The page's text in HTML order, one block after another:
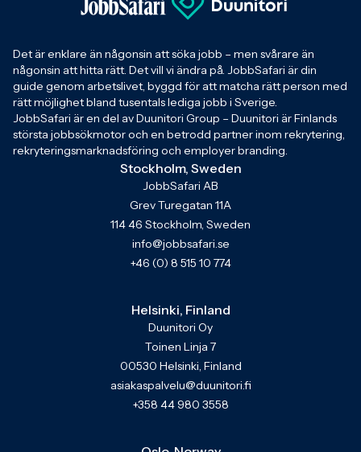
Det är enklare än någonsin att söka jobb – men svårare än
någonsin att hitta rätt. Det vill vi ändra på. JobbSafari är din
guide genom arbetslivet, byggd för att matcha rätt person med
rätt möjlighet bland tusentals lediga jobb i Sverige.
JobbSafari är en del av Duunitori Group – Duunitori är Finlands
största jobbsökmotor och en betrodd partner inom rekrytering,
rekryteringsmarknadsföring och employer branding.
Stockholm, Sweden
JobbSafari AB
Grev Turegatan 11A
114 46 Stockholm, Sweden
info@jobbsafari.se
+46 (0) 8 515 10 774
Helsinki, Finland
Duunitori Oy
Toinen Linja 7
00530 Helsinki, Finland
asiakaspalvelu@duunitori.fi
+358 44 980 3558